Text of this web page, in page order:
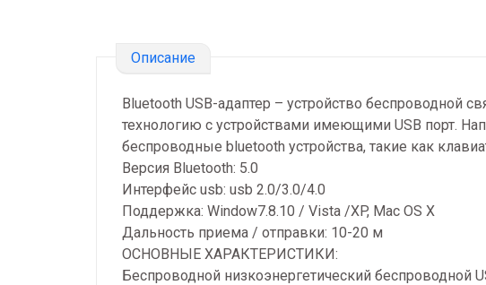
Описание
Bluetooth USB-адаптер – устройство беспроводной
технологию с устройствами имеющими USB порт.
беспроводные bluetooth устройства, такие как
Версия Bluetooth: 5.0
Интерфейс usb: usb 2.0/3.0/4.0
Поддержка: Window7.8.10 / Vista /XP, Mac OS X
Дальность приема / отправки: 10-20 м
ОСНОВНЫЕ ХАРАКТЕРИСТИКИ:
Беспроводной низкоэнергетический беспроводной